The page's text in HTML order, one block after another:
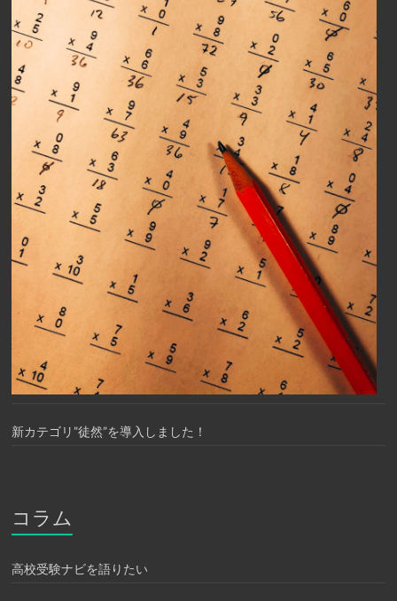
新カテゴリ”徒然”を導入しました！
コラム
高校受験ナビを語りたい